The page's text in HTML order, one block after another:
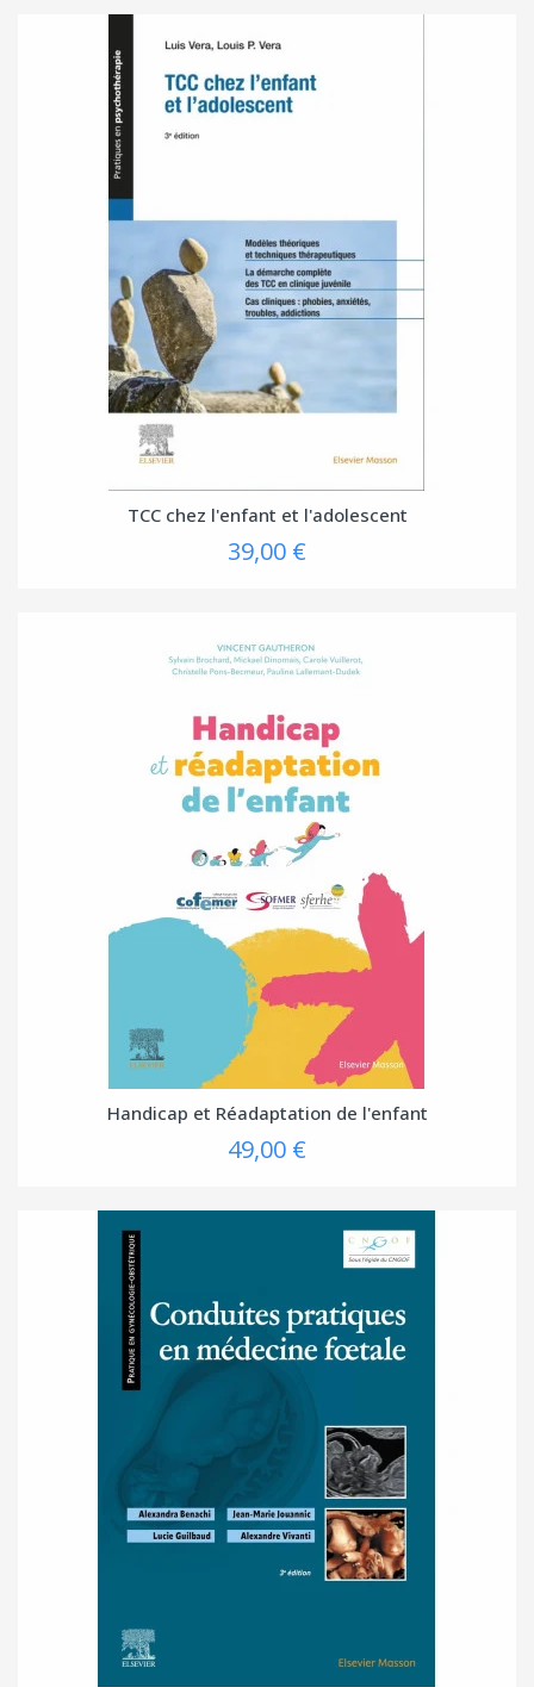
TCC chez l'enfant et l'adolescent
39,00 €
Handicap et Réadaptation de l'enfant
49,00 €